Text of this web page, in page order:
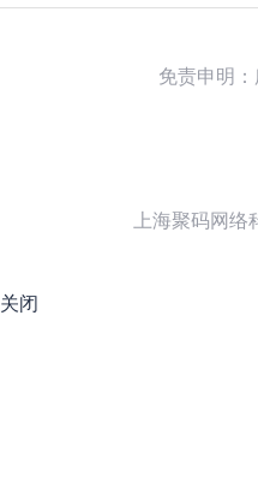
免责申明
上海聚码网络
关闭